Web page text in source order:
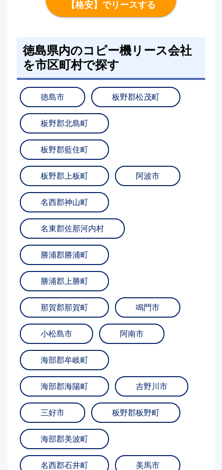
【格安】でリースする
徳島県内のコピー機リース会社
を市区町村で探す
徳島市 板野郡松茂町
板野郡北島町
板野郡藍住町
板野郡上板町 阿波市
名西郡神山町
名東郡佐那河内村
勝浦郡勝浦町
勝浦郡上勝町
那賀郡那賀町 鳴門市
小松島市 阿南市
海部郡牟岐町
海部郡海陽町 吉野川市
三好市 板野郡板野町
海部郡美波町
名西郡石井町 美馬市